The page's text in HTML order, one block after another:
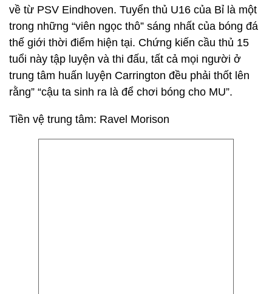
về từ PSV Eindhoven. Tuyển thủ U16 của Bỉ là một
trong những “viên ngọc thô” sáng nhất của bóng đá
thế giới thời điểm hiện tại. Chứng kiến cầu thủ 15
tuổi này tập luyện và thi đấu, tất cả mọi người ở
trung tâm huấn luyện Carrington đều phải thốt lên
rằng” “cậu ta sinh ra là để chơi bóng cho MU”.
Tiền vệ trung tâm: Ravel Morison